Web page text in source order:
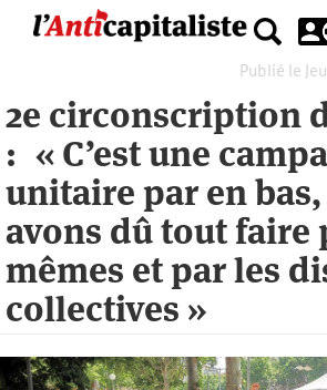
Publié le
2e circonscription
: « C’est une
unitaire par en
avons dû tout faire
mêmes et par les
collectives »